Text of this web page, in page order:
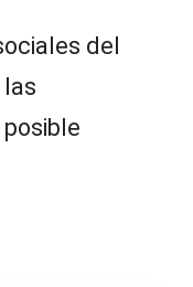
del
las